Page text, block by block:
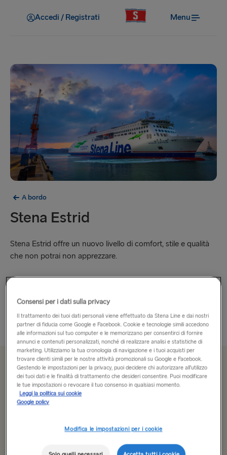
Accedi / Registrati Menu
A bordo
Stena Estrid
Stena Estrid offre un nuovo livello di comfort, stile e qualità
che non potrai non apprezzare.
Goditi gli interni di ispirazione scandinava e le viste
goditi la calma dell’Hygge Recline Lounge, o sperimenta...
Più informazioni
Da 179.50 € solo andata, auto e autista
Itinerario
Consensi per i dati sulla privacy
Il trattamento dei tuoi dati personali viene effettuato da Stena Line e dai nostri
partner di fiducia come Google e Facebook. Cookie e tecnologie simili accedono
alle informazioni sul tuo computer e le memorizzano per consentirci di fornire
annunci e contenuti personalizzati, nonché di realizzare analisi e statistiche di
marketing. Utilizziamo la tua cronologia di navigazione e i tuoi acquisti per
trovare clienti simili per le nostre attività promozionali su Google e Facebook.
Gestendo le impostazioni per la privacy, puoi decidere chi autorizzare all’utilizzo
dei tuoi dati e le finalità di trattamento che desideri consentire. Puoi modificare
le tue impostazioni o revocare il tuo consenso in qualsiasi momento.
Leggi la politica sui cookie
Google policy
Modifica le impostazioni per i cookie